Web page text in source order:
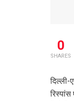
0
SHARES